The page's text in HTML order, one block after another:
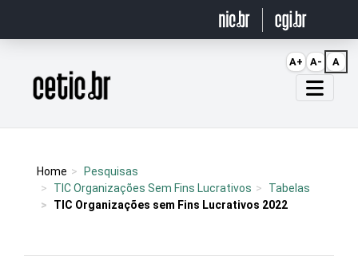
Página inicial
Home
Pesquisas
TIC Organizações Sem Fins Lucrativos
Tabelas
TIC Organizações sem Fins Lucrativos 2022
A+ A- A